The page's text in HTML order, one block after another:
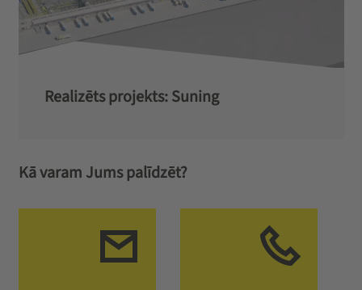
Realizēts projekts: Suning
Kā varam Jums palīdzēt?